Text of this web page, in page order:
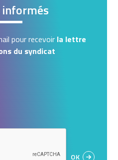
informés
pour recevoir la lettre
du syndicat